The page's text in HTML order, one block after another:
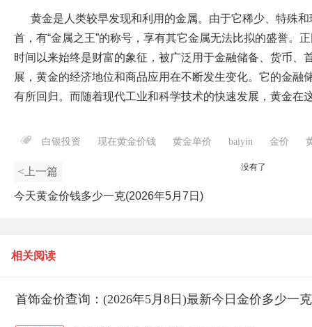
黄金是人类较早发现和利用的金属。由于它稀少、特殊
首，有“金属之王”的称号，享有其它金属无法比拟的盛誉。
时间以来始终是财富的象征，被广泛用于金融储备、货币、
展，黄金的经济地位和商品应用在不断发生变化。它的金融
有所回归。而随着现代工业和科学技术的快速发展，黄金在
白银投资 现在黄金价钱 黄金单价 baiyin 金价
<上一篇
今天黄金价钱多少一克(2026年5月7日)
没有了
相关阅读
首饰金价查询：(2026年5月8日)最新今日金价多少一